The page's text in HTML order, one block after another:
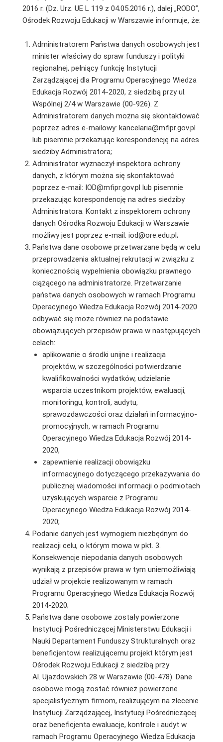
2016 r. (Dz. Urz. UE L 119 z 04.05.2016 r.), dalej „RODO”,
Ośrodek Rozwoju Edukacji w Warszawie informuje, że:
Administratorem Państwa danych osobowych jest
minister właściwy do spraw funduszy i polityki
regionalnej, pełniący funkcję Instytucji
Zarządzającej dla Programu Operacyjnego Wiedza
Edukacja Rozwój 2014-2020, z siedzibą przy ul.
Wspólnej 2/4 w Warszawie (00-926). Z
Administratorem danych można się skontaktować
poprzez adres e-mailowy: kancelaria@mfipr.gov.pl
lub pisemnie przekazując korespondencję na adres
siedziby Administratora;
Administrator wyznaczył inspektora ochrony
danych, z którym można się skontaktować
poprzez e-mail: IOD@mfipr.gov.pl lub pisemnie
przekazując korespondencję na adres siedziby
Administratora. Kontakt z inspektorem ochrony
danych Ośrodka Rozwoju Edukacji w Warszawie
możliwy jest poprzez e-mail: iod@ore.edu.pl;
Państwa dane osobowe przetwarzane będą w celu
przeprowadzenia aktualnej rekrutacji w związku z
koniecznością wypełnienia obowiązku prawnego
ciążącego na administratorze. Przetwarzanie
państwa danych osobowych w ramach Programu
Operacyjnego Wiedza Edukacja Rozwój 2014-2020
odbywać się może również na podstawie
obowiązujących przepisów prawa w następujących
celach:
aplikowanie o środki unijne i realizacja
projektów, w szczególności potwierdzanie
kwalifikowalności wydatków, udzielanie
wsparcia uczestnikom projektów, ewaluacji,
monitoringu, kontroli, audytu,
sprawozdawczości oraz działań informacyjno-
promocyjnych, w ramach Programu
Operacyjnego Wiedza Edukacja Rozwój 2014-
2020,
zapewnienie realizacji obowiązku
informacyjnego dotyczącego przekazywania do
publicznej wiadomości informacji o podmiotach
uzyskujących wsparcie z Programu
Operacyjnego Wiedza Edukacja Rozwój 2014-
2020;
Podanie danych jest wymogiem niezbędnym do
realizacji celu, o którym mowa w pkt. 3.
Konsekwencje niepodania danych osobowych
wynikają z przepisów prawa w tym uniemożliwiają
udział w projekcie realizowanym w ramach
Programu Operacyjnego Wiedza Edukacja Rozwój
2014-2020;
Państwa dane osobowe zostały powierzone
Instytucji Pośredniczącej Ministerstwu Edukacji i
Nauki Departament Funduszy Strukturalnych oraz
beneficjentowi realizującemu projekt którym jest
Ośrodek Rozwoju Edukacji z siedzibą przy
Al. Ujazdowskich 28 w Warszawie (00-478). Dane
osobowe mogą zostać również powierzone
specjalistycznym firmom, realizującym na zlecenie
Instytucji Zarządzającej, Instytucji Pośredniczącej
oraz beneficjenta ewaluacje, kontrole i audyt w
ramach Programu Operacyjnego Wiedza Edukacja